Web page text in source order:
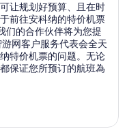
让规划好预算、且在时
前往安科纳的特价机票
们的合作伙伴将为您提
网客户服务代表会全天
特价机票的问题。无论
保证您所预订的航班為